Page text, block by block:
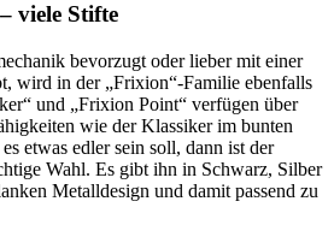
viele Stifte
bevorzugt oder lieber mit einer
wird in der „Frixion“-Familie ebenfalls
und „Frixion Point“ verfügen über
wie der Klassiker im bunten
etwas edler sein soll, dann ist der
Wahl. Es gibt ihn in Schwarz, Silber
Metalldesign und damit passend zu